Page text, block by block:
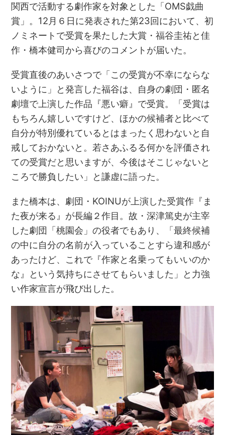
関西で活動する劇作家を対象とした「OMS戯曲
賞」。12月６日に発表された第23回において、初
ノミネートで受賞を果たした大賞・福谷圭祐と佳
作・橋本健司から喜びのコメントが届いた。
受賞直後のあいさつで「この受賞が不幸にならな
いように」と発言した福谷は、自身の劇団・匿名
劇壇で上演した作品『悪い癖』で受賞。「受賞は
もちろん嬉しいですけど、ほかの候補者と比べて
自分が特別優れているとはまったく思わないと自
戒しておかないと。若さあふるる何かを評価され
ての受賞だと思いますが、今後はそこじゃないと
ころで勝負したい」と謙虚に語った。
また橋本は、劇団・KOINUが上演した受賞作『ま
た夜が来る』が長編２作目。故・深津篤史が主宰
した劇団「桃園会」の役者でもあり、「最終候補
の中に自分の名前が入っていることすら違和感が
あったけど、これで『作家と名乗ってもいいのか
な』という気持ちにさせてもらいました」と力強
い作家宣言が飛び出した。